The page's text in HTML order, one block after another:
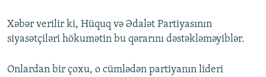
Xəbər verilir ki, Hüquq və Ədalət Partiyasının
siyasətçiləri hökumətin bu qərarını dəstəkləməyiblər.
Onlardan bir çoxu, o cümlədən partiyanın lideri